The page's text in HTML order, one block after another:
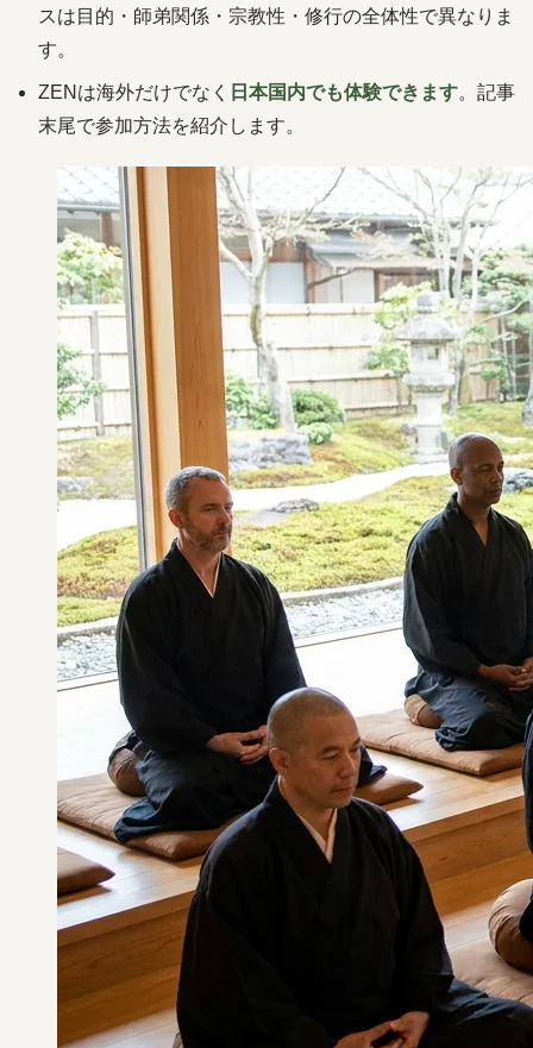
スは目的・師弟関係・宗教性・修行の全体性で異なりま
す。
ZENは海外だけでなく 日本国内でも体験できます。記事
末尾で参加方法を紹介します。